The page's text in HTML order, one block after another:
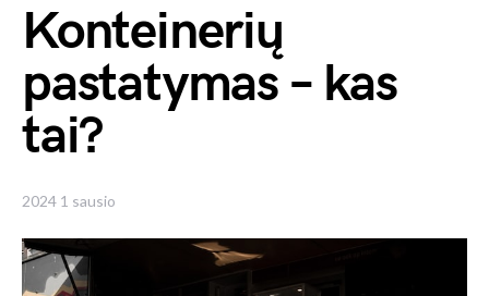
Konteinerių
pastatymas – kas
tai?
2024 1 sausio